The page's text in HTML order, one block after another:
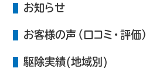
お知らせ
お客様の声（口コミ・評価）
駆除実績(地域別)